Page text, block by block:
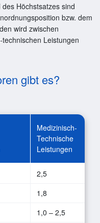
Höchstsatzes sind
bzw. dem
wird zwischen
Leistungen
gibt es?
Medizinisch-
Technische
Leistungen
2,5
1,8
1,0 – 2,5